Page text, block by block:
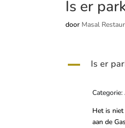
Is er
door Masal
A Is er
Het is
aan de